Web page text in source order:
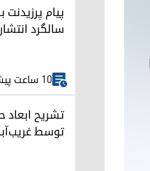
پیام
سالگرد
10 ساعت پیش
تشریح
توسط